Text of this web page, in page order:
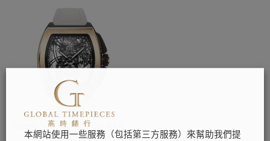
Flying Tourbillon Sport GMT
Carbon Hybrid Gold
本網站使用一些服務（包括第三方服務）來幫助我們提